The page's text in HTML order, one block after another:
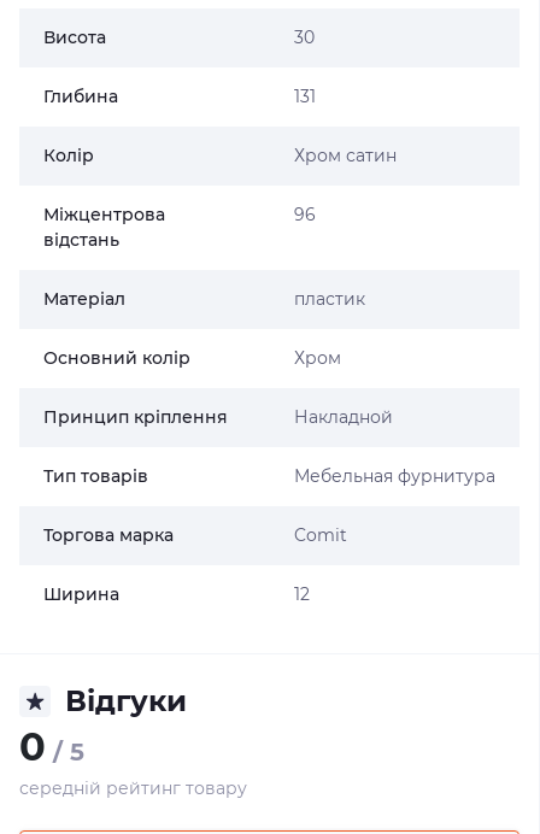
Висота 30
Глибина 131
Колір Хром сатин
Міжцентрова
відстань
96
Матеріал пластик
Основний колір Хром
Принцип кріплення Накладной
Тип товарів Мебельная фурнитура
Торгова марка Comit
Ширина 12
Відгуки
0 / 5
середній рейтинг товару